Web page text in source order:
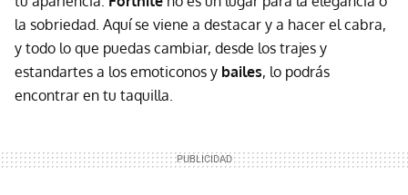
la sobriedad. Aquí se viene a destacar y a hacer el cabra,
y todo lo que puedas cambiar, desde los trajes y
estandartes a los emoticonos y bailes, lo podrás
encontrar en tu taquilla.